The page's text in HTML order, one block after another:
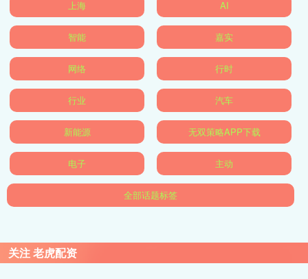
上海 AI
智能 嘉实
网络 行时
行业 汽车
新能源 无双策略APP下载
电子 主动
全部话题标签
关注 老虎配资